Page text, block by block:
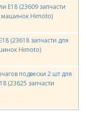
E18 (23609 запчасти
машинок Himoto)
(23618 запчасти для
Himoto)
подвески 2 шт для
(23625 запчасти